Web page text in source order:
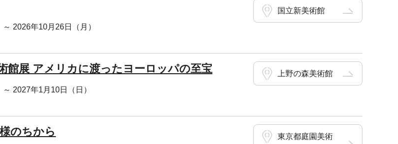
2026年10月26日（月）
国立新美術館
館展 アメリカに渡ったヨーロッパの至宝
2027年1月10日（日）
上野の森美術館
のちから
東京都庭園美術